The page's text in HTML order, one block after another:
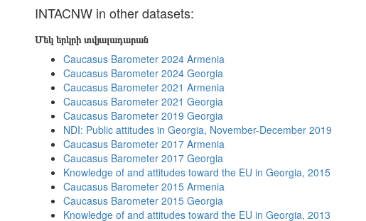
INTACNW in other datasets:
Մեկ երկրի տվյալադարան
Caucasus Barometer 2024 Armenia
Caucasus Barometer 2024 Georgia
Caucasus Barometer 2021 Armenia
Caucasus Barometer 2021 Georgia
Caucasus Barometer 2019 Georgia
NDI: Public attitudes in Georgia, November-December 2019
Caucasus Barometer 2017 Armenia
Caucasus Barometer 2017 Georgia
Knowledge of and attitudes toward the EU in Georgia, 2015
Caucasus Barometer 2015 Armenia
Caucasus Barometer 2015 Georgia
Knowledge of and attitudes toward the EU in Georgia, 2013